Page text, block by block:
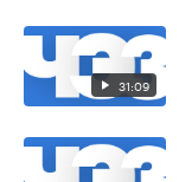
31:09